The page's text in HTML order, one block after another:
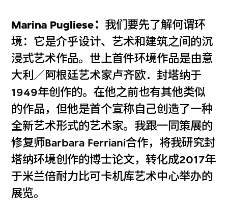
Marina Pugliese： 我们要先了解何谓环
境：它是介乎设计、艺术和建筑之间的沉
浸式艺术作品。世上首件环境作品是由意
大利／阿根廷艺术家卢齐欧．封塔纳于
1949年创作的。在他之前也有其他类似
的作品，但他是首个宣称自己创造了一种
全新艺术形式的艺术家。我跟一同策展的
修复师Barbara Ferriani合作，将我研究封
塔纳环境创作的博士论文，转化成2017年
于米兰倍耐力比可卡机库艺术中心举办的
展览。